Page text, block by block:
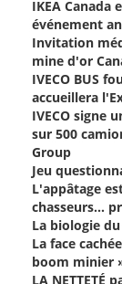
IKEA Canada
événement
Invitation
mine d'or
IVECO BUS
accueillera
IVECO signe
sur 500
Group
Jeu
L'appâtage
chasseurs...
La biologie
La face
boom minier
LA NETTETÉ